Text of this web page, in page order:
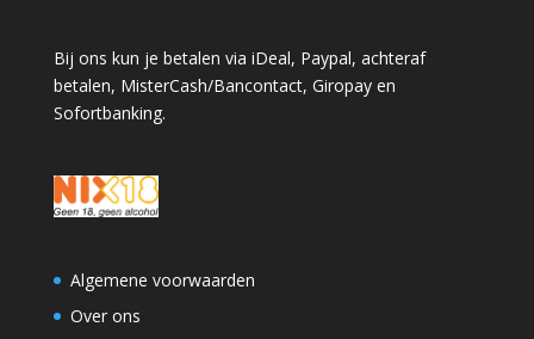
Bij ons kun je betalen via iDeal, Paypal, achteraf
betalen, MisterCash/Bancontact, Giropay en
Sofortbanking.
Algemene voorwaarden
Over ons